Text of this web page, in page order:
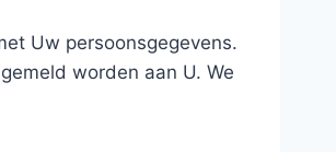
Uw persoonsgegevens.
worden aan U. We